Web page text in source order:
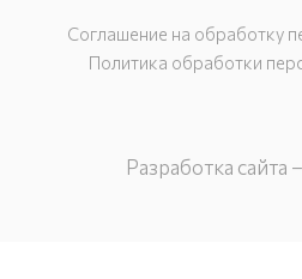
Соглашение на обработку
Политика обработки
Разработка